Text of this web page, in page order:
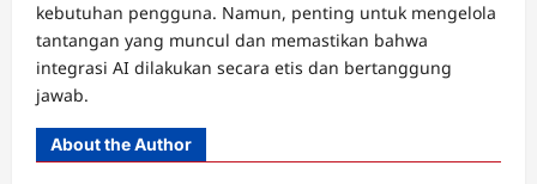
kebutuhan pengguna. Namun, penting untuk mengelola
tantangan yang muncul dan memastikan bahwa
integrasi AI dilakukan secara etis dan bertanggung
jawab.
About the Author